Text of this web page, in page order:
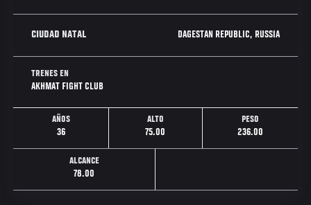
CIUDAD NATAL DAGESTAN REPUBLIC, RUSSIA
TRENES EN
AKHMAT FIGHT CLUB
AÑOS
36
ALTO
75.00
PESO
236.00
ALCANCE
78.00